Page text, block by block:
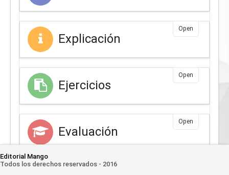
Explicación
Open
Ejercicios
Open
Evaluación
Open
Editorial Mango
Todos los derechos reservados - 2016